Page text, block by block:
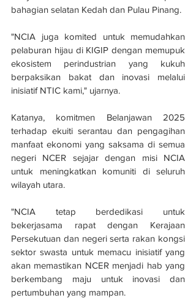
bahagian selatan Kedah dan Pulau Pinang.
"NCIA juga komited untuk memudahkan
pelaburan hijau di KIGIP dengan memupuk
ekosistem perindustrian yang kukuh
berpaksikan bakat dan inovasi melalui
inisiatif NTIC kami," ujarnya.
Katanya, komitmen Belanjawan 2025
terhadap ekuiti serantau dan pengagihan
manfaat ekonomi yang saksama di semua
negeri NCER sejajar dengan misi NCIA
untuk meningkatkan komuniti di seluruh
wilayah utara.
"NCIA tetap berdedikasi untuk
bekerjasama rapat dengan Kerajaan
Persekutuan dan negeri serta rakan kongsi
sektor swasta untuk memacu inisiatif yang
akan memastikan NCER menjadi hab yang
berkembang maju untuk inovasi dan
pertumbuhan yang mampan.